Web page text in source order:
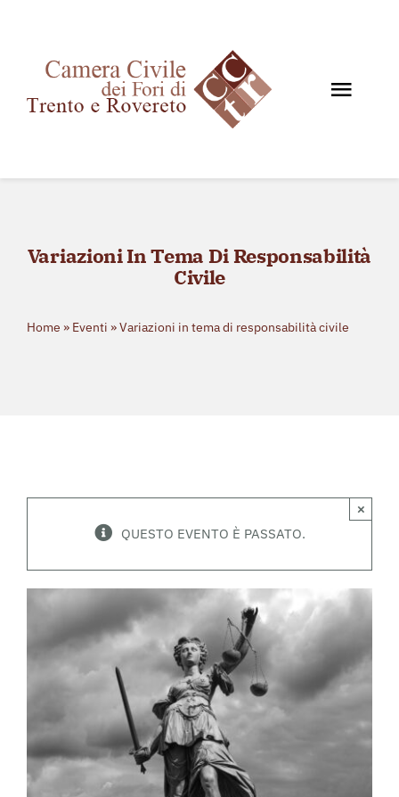
contenuto
Chi siamo
News e Giurisprudenza
Eventi
Storico eventi
Variazioni In Tema Di Responsabilità
Civile
Home » Eventi »Variazioni in tema di responsabilità civile
QUESTO EVENTO È PASSATO.
×